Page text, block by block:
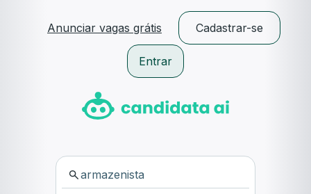
Anunciar vagas grátis Cadastrar-se
Entrar